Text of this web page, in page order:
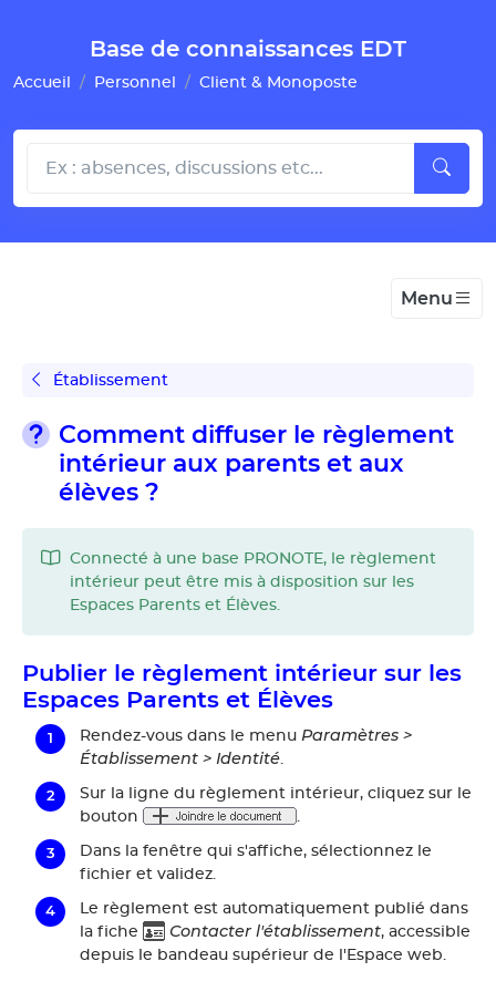
Base de connaissances EDT
Accueil Personnel Client & Monoposte
Menu
Établissement
Comment diffuser le règlement
intérieur aux parents et aux
élèves ?
Connecté à une base PRONOTE, le règlement
intérieur peut être mis à disposition sur les
Espaces Parents et Élèves.
Publier le règlement intérieur sur les
Espaces Parents et Élèves
Rendez-vous dans le menu Paramètres >
Établissement > Identité
Sur la ligne du règlement intérieur, cliquez sur le
bouton
Dans la fenêtre qui s'affiche, sélectionnez le
fichier et validez.
Le règlement est automatiquement publié dans
la fiche
Contacter l'établissement, accessible
depuis le bandeau supérieur de l'Espace web.